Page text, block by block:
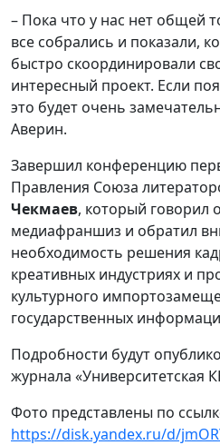
– Пока что у нас нет общей
все собрались и показали,
быстро скоординировали
интересный проект. Если
это будет очень
Аверин.
Завершил конференцию
Правления Союза
Чекмаев, который говорил
медиафраншиз и обратил
необходимость решения
креативных индустриях и
культурного
государственных
Подробности будут
журнала «Университетская
Фото представлены по
https://disk.yandex.ru/d/